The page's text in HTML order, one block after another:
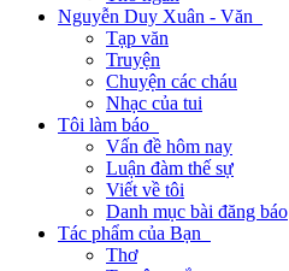
Nguyễn Duy Xuân - Văn
Tạp văn
Truyện
Chuyện các cháu
Nhạc của tui
Tôi làm báo
Vấn đề hôm nay
Luận đàm thế sự
Viết về tôi
Danh mục bài đăng báo
Tác phẩm của Bạn
Thơ